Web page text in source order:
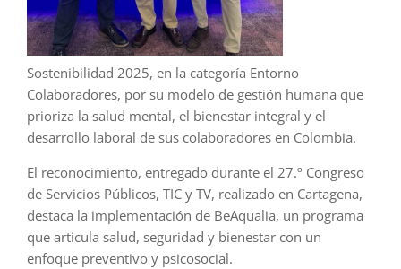
Sostenibilidad 2025, en la categoría Entorno
Colaboradores, por su modelo de gestión humana que
prioriza la salud mental, el bienestar integral y el
desarrollo laboral de sus colaboradores en Colombia.
El reconocimiento, entregado durante el 27.º Congreso
de Servicios Públicos, TIC y TV, realizado en Cartagena,
destaca la implementación de BeAqualia, un programa
que articula salud, seguridad y bienestar con un
enfoque preventivo y psicosocial.